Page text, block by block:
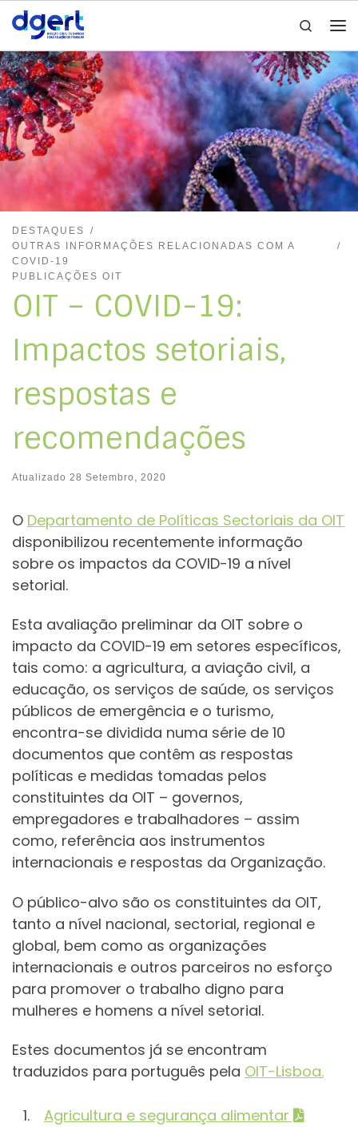
Skip to content
Search
DESTAQUES
OUTRAS INFORMAÇÕES RELACIONADAS COM A
COVID-19
PUBLICAÇÕES OIT
OIT – COVID-19:
Impactos setoriais,
respostas e
recomendações
Atualizado 28 Setembro, 2020
O Departamento de Políticas Sectoriais da OIT
disponibilizou recentemente informação
sobre os impactos da COVID-19 a nível
setorial.
Esta avaliação preliminar da OIT sobre o
impacto da COVID-19 em setores específicos,
tais como: a agricultura, a aviação civil, a
educação, os serviços de saúde, os serviços
públicos de emergência e o turismo,
encontra-se dividida numa série de 10
documentos que contêm as respostas
políticas e medidas tomadas pelos
constituintes da OIT – governos,
empregadores e trabalhadores – assim
como, referência aos instrumentos
internacionais e respostas da Organização.
O público-alvo são os constituintes da OIT,
tanto a nível nacional, sectorial, regional e
global, bem como as organizações
internacionais e outros parceiros no esforço
para promover o trabalho digno para
mulheres e homens a nível setorial.
Estes documentos já se encontram
traduzidos para português pela OIT-Lisboa.
Agricultura e segurança alimentar